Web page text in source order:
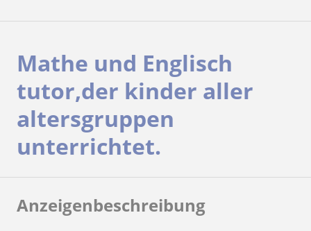
Mathe und Englisch
tutor,der kinder aller
altersgruppen
unterrichtet.
Anzeigenbeschreibung